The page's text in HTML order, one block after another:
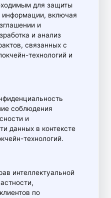
для защиты
информации, включая
и
и анализ
связанных с
технологий и
соблюдения
и
данных в контексте
технологий.
интеллектуальной
по